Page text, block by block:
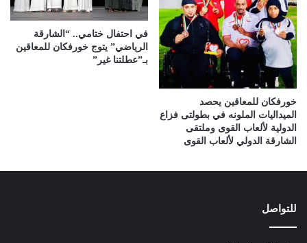
خورفكان للمعاقين يحصد
الميداليات الملونه في بطولتى فزاع
الدولية لألعاب القوى وملتقى
الشارقة الدولي لألعاب القوى
في احتفال ختامي.. “الشارقة
الرياضي” يتوج خورفكان للمعاقين
بـ”عطلتنا غير”
للتواصل